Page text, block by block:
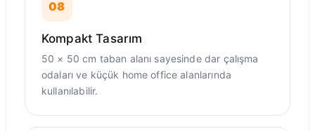
08
Kompakt Tasarım
50 × 50 cm taban alanı sayesinde dar çalışma
odaları ve küçük home office alanlarında
kullanılabilir.